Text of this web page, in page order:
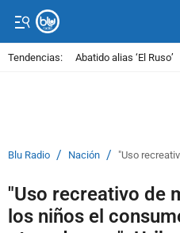
Tendencias: Abatido alias ‘El Ruso’
Blu Radio / Nación / "Uso
"Uso recreativo de
los niños el